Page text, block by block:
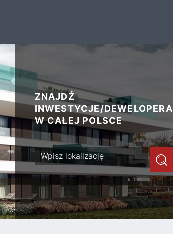
ZNAJDŹ
INWESTYCJE/DEWELOPERA
W CAŁEJ POLSCE